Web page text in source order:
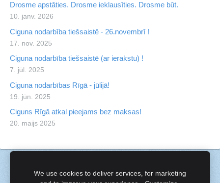
Drosme apstāties. Drosme ieklausīties. Drosme būt.
10. janv. 2026
Ciguna nodarbība tiešsaistē - 26.novembrī !
17. nov. 2025
Ciguna nodarbība tiešsaistē (ar ierakstu) !
7. jūl. 2025
Ciguna nodarbības Rīgā - jūlijā!
19. jūn. 2025
Ciguns Rīgā atkal pieejams bez maksas!
20. maijs 2025
We use cookies to deliver services, for marketing